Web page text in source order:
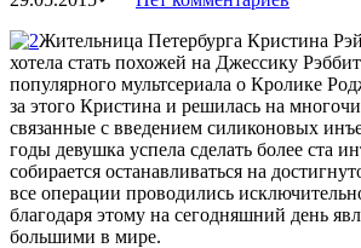
Жительница Петербурга Кристина
хотела стать похожей на Джессику
популярного мультсериала о Кролике
за этого Кристина и решилась на
связанные с введением силиконовых
годы девушка успела сделать более ста
собирается останавливаться на
все операции проводились
благодаря этому на сегодняшний день
большими в мире.